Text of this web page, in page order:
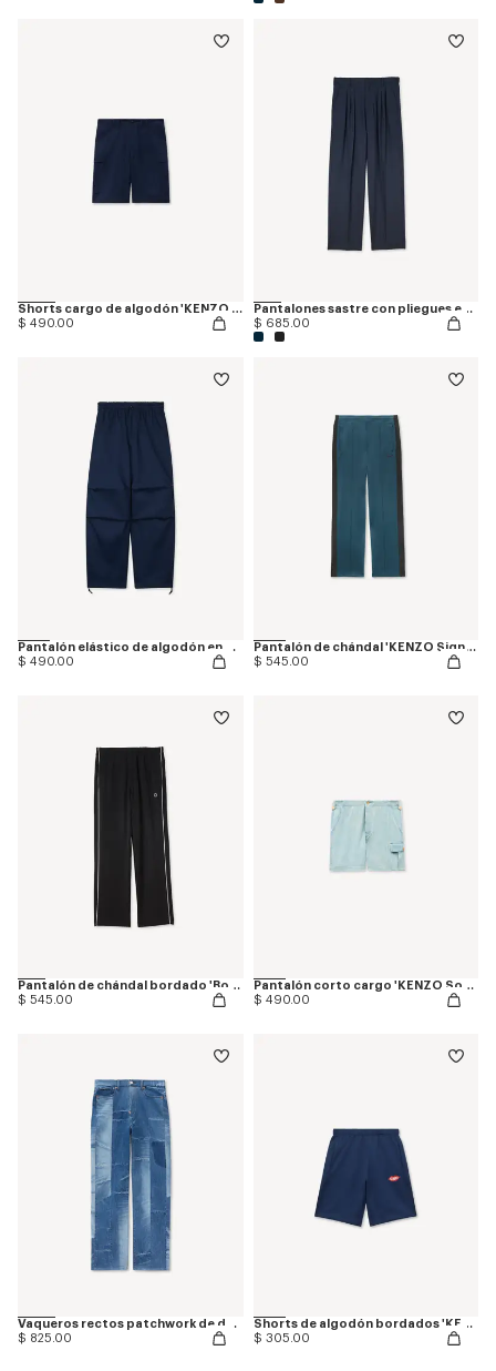
Shorts cargo de algodón 'KENZO Varsity'
$ 490.00
Pantalones sastre con pliegues en lana virgen
$ 685.00
Pantalón elástico de algodón en espiga
$ 490.00
Pantalón de chándal 'KENZO Signature'
$ 545.00
Pantalón de chándal bordado 'Boke Flower 2.0'
$ 545.00
Pantalón corto cargo 'KENZO Sounds' de chambray
$ 490.00
Vaqueros rectos patchwork de denim japonés
$ 825.00
Shorts de algodón bordados 'KENZO Loves'
$ 305.00